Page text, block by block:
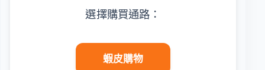
選擇購買通路：
蝦皮購物